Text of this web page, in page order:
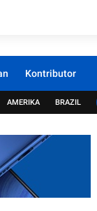
Kontributor
AMERIKA BRAZIL